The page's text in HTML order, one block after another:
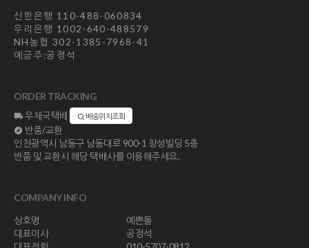
신한은행 110-488-060834
우리은행 1002-640-488579
NH농협 302-1385-7968-41
예금주:공정석
ORDER TRACKING
우체국택배 배송위치조회
반품/교환
인천광역시 남동구 남동대로 900-1 창성빌딩 5층
반품 및 교환시 해당 택배사를 이용해주세요.
COMPANY INFO
상호명
예쁜돌
대표이사
공정석